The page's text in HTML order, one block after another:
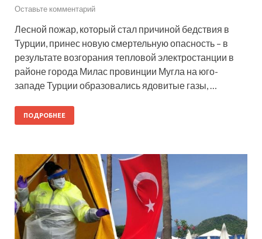
Оставьте комментарий
Лесной пожар, который стал причиной бедствия в
Турции, принес новую смертельную опасность – в
результате возгорания тепловой электростанции в
районе города Милас провинции Мугла на юго-
западе Турции образовались ядовитые газы, …
ПОДРОБНЕЕ